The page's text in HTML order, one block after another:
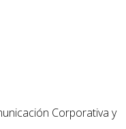
Corporativa y